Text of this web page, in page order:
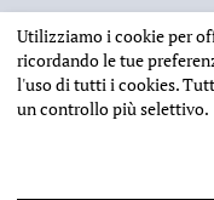
2026 - Deputazione di
Utilizziamo i cookie per
ricordando le tue
l'uso di tutti i cookies.
un controllo più selettivo.